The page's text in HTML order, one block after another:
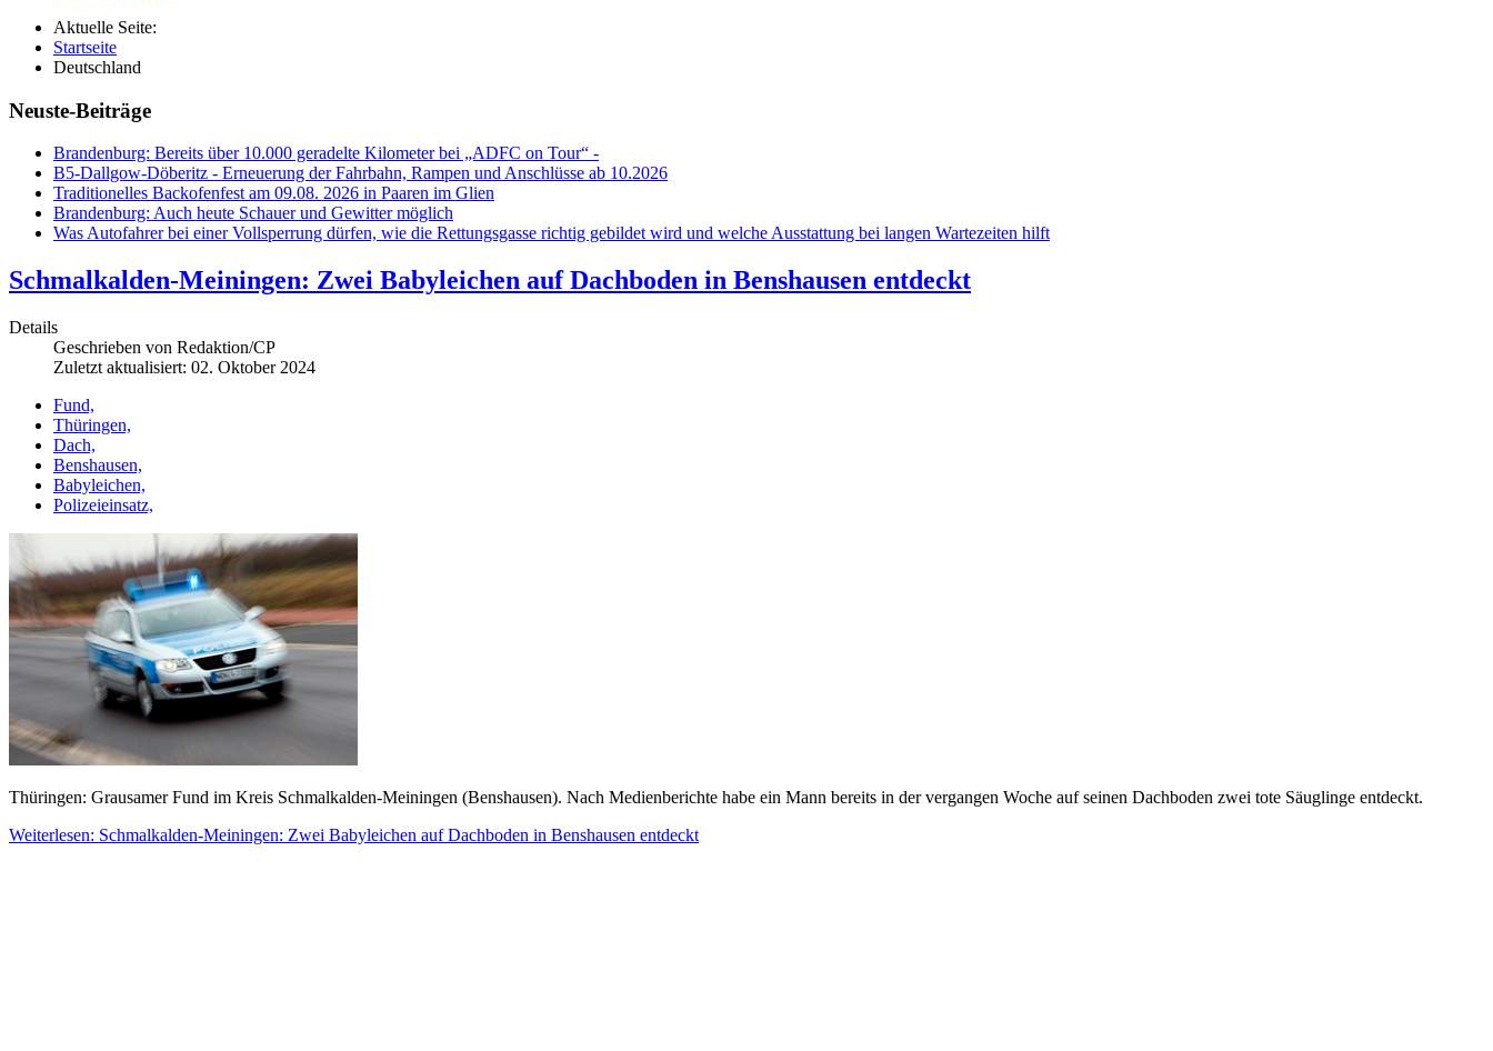
Aktuelle Seite:
Startseite
Deutschland
Neuste-Beiträge
Brandenburg: Bereits über 10.000 geradelte Kilometer bei „ADFC on Tour“ -
B5-Dallgow-Döberitz - Erneuerung der Fahrbahn, Rampen und Anschlüsse ab 10.2026
Traditionelles Backofenfest am 09.08. 2026 in Paaren im Glien
Brandenburg: Auch heute Schauer und Gewitter möglich
Was Autofahrer bei einer Vollsperrung dürfen, wie die Rettungsgasse richtig gebildet wird und welche Ausstattung bei langen Wartezeiten hilft
Schmalkalden-Meiningen: Zwei Babyleichen auf Dachboden in Benshausen entdeckt
Details
Geschrieben von Redaktion/CP
Zuletzt aktualisiert: 02. Oktober 2024
Fund,
Thüringen,
Dach,
Benshausen,
Babyleichen,
Polizeieinsatz,
Thüringen: Grausamer Fund im Kreis Schmalkalden-Meiningen (Benshausen). Nach Medienberichte habe ein Mann bereits in der vergangen Woche auf seinen Dachboden zwei tote Säuglinge entdeckt.
Weiterlesen: Schmalkalden-Meiningen: Zwei Babyleichen auf Dachboden in Benshausen entdeckt